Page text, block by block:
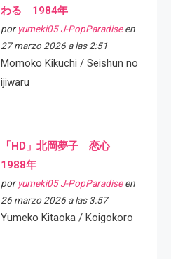
わる 1984年
por yumeki05 J-PopParadiseen
27 marzo 2026 a las 2:51
Momoko Kikuchi / Seishun no
ijiwaru
「HD」北岡夢子 恋心
1988年
por yumeki05 J-PopParadiseen
26 marzo 2026 a las 3:57
Yumeko Kitaoka / Koigokoro